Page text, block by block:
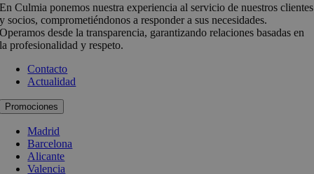
En Culmia ponemos nuestra experiencia al servicio de nuestros clientes
y socios, comprometiéndonos a responder a sus necesidades.
Operamos desde la transparencia, garantizando relaciones basadas en
la profesionalidad y respeto.
Contacto
Actualidad
Promociones
Madrid
Barcelona
Alicante
Valencia